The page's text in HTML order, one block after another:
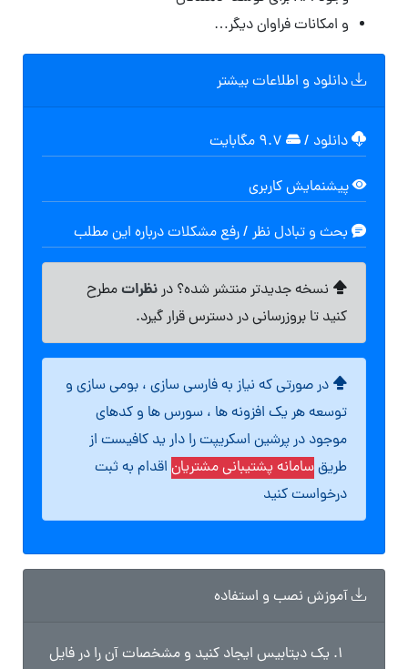
و امکانات فراوان دیگر…
دانلود و اطلاعات بیشتر
دانلود /
پیشنمایش کاربری
بحث و تبادل نظر / رفع مشکلات درباره این مطلب
نسخه جدیدتر منتشر شده؟ درنظراتمطرح
کنید تا بروزرسانی در دسترس قرار گیرد.
در صورتی که نیاز به فارسی سازی ، بومی سازی و
توسعه هر یک افزونه ها ، سورس ها و کدهای
موجود در پرشین اسکریپت را دار ید کافیست از
طریقسامانه پشتیبانی مشتریان اقدام به ثبت
درخواست کنید
آموزش نصب و استفاده
یک دیتابیس ایجاد کنید و مشخصات آن را در فایل